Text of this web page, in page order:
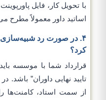
با تحویل کار، فایل
اساتید داور معمولاً مطرح
۴. در صورت رد شبیه‌سازی
کرد؟
قرارداد شما با موسسه
تایید نهایی داوران” باشد.
از سمت استاد، کامنت‌ها